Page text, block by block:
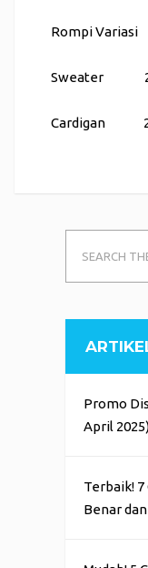
Rompi Variasi
Sweater
Cardigan
Promo
April
Terbaik! 7
Benar